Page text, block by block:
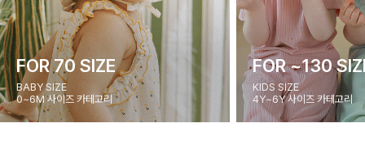
FOR 70 SIZE
BABY SIZE
0~6M 사이즈 카테고리
FOR ~130
KIDS SIZE
4Y~6Y 사이즈 카테고리